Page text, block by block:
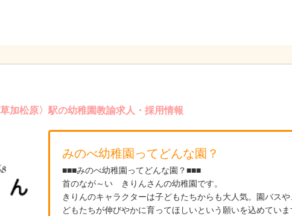
松原〉駅の幼稚園教諭求人・採用情報
みのべ幼稚園ってどんな園？
■■■みのべ幼稚園ってどんな園？■■■
首のなが～い きりんさんの幼稚園です。
きりんのキャラクターは子どもたちからも大人気。園バス
どもたちが伸びやかに育ってほしいという願いを込めてい